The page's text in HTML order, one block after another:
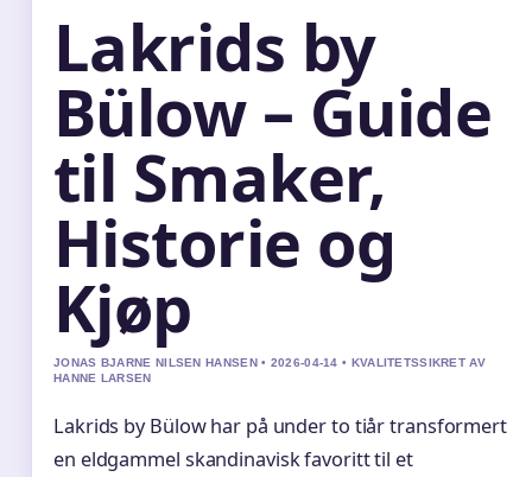
Lakrids by
Bülow – Guide
til Smaker,
Historie og
Kjøp
JONAS BJARNE NILSEN HANSEN • 2026-04-14 • KVALITETSSIKRET AV
HANNE LARSEN
Lakrids by Bülow har på under to tiår transformert
en eldgammel skandinavisk favoritt til et